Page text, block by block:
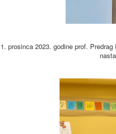
prosinca 2023. godine prof.